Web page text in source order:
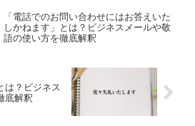
「電話でのお問い合わせにはお答えいた
しかねます」とは？ビジネスメールや敬
語の使い方を徹底解釈
は？ビジネス
底解釈